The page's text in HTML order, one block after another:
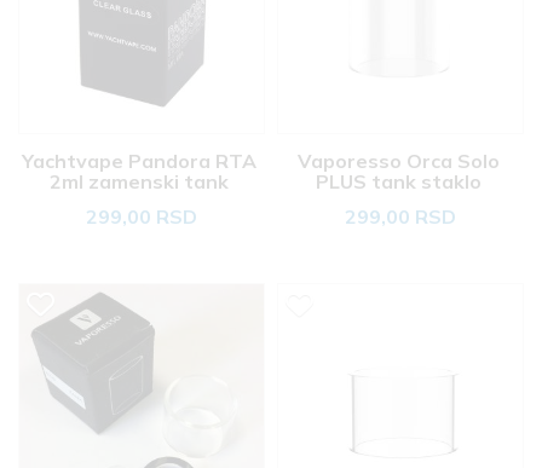
Yachtvape Pandora RTA
2ml zamenski tank
299,00 RSD
Vaporesso Orca Solo
PLUS tank staklo
299,00 RSD